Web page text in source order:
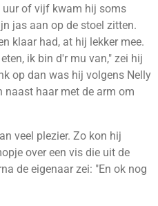
uur of vijf kwam hij soms
jas aan op de stoel zitten.
klaar had, at hij lekker mee.
ik bin d'r mu van," zei hij
op dan was hij volgens Nelly
naast haar met de arm om
veel plezier. Zo kon hij
over een vis die uit de
de eigenaar zei: "En ok nog